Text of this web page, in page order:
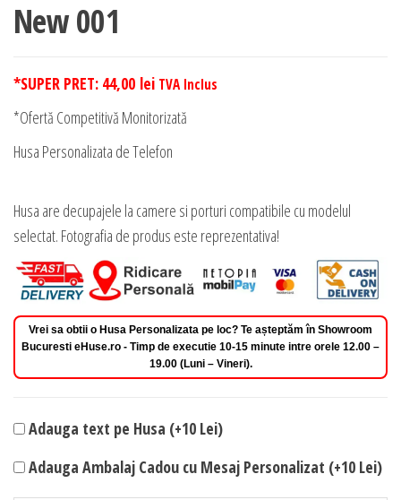
New 001
*SUPER PRET: 44,00 lei TVA Inclus
*Ofertă Competitivă Monitorizată
Husa Personalizata de Telefon
Husa are decupajele la camere si porturi compatibile cu modelul
selectat. Fotografia de produs este reprezentativa!
Vrei sa obtii o Husa Personalizata pe loc? Te așteptăm în Showroom
Bucuresti eHuse.ro - Timp de executie 10-15 minute intre orele 12.00 –
19.00 (Luni – Vineri).
Adauga text pe Husa (+10 Lei)
Adauga Ambalaj Cadou cu Mesaj Personalizat (+10 Lei)